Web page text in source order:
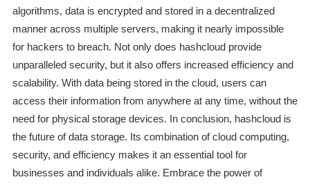
algorithms, data is encrypted and stored in a decentralized
manner across multiple servers, making it nearly impossible
for hackers to breach. Not only does hashcloud provide
unparalleled security, but it also offers increased efficiency and
scalability. With data being stored in the cloud, users can
access their information from anywhere at any time, without the
need for physical storage devices. In conclusion, hashcloud is
the future of data storage. Its combination of cloud computing,
security, and efficiency makes it an essential tool for
businesses and individuals alike. Embrace the power of